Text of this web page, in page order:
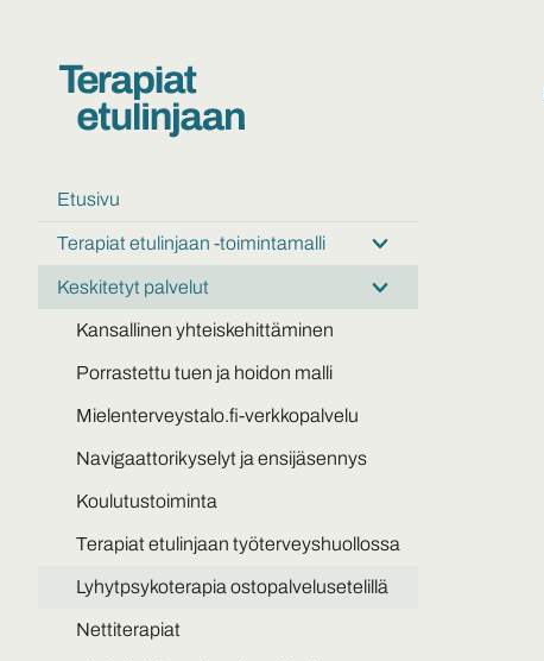
Etusivu
Terapiat etulinjaan -toimintamalli
Submenu:
Keskitetyt palvelut
Submenu:
Kansallinen yhteiskehittäminen
Porrastettu tuen ja hoidon malli
Mielenterveystalo.fi-verkkopalvelu
Navigaattorikyselyt ja ensijäsennys
Koulutustoiminta
Terapiat etulinjaan työterveyshuollossa
Lyhytpsykoterapia ostopalvelusetelillä
Nettiterapiat